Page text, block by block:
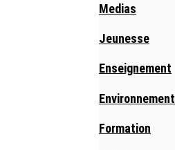
Medias
Jeunesse
Enseignement
Environnement
Formation